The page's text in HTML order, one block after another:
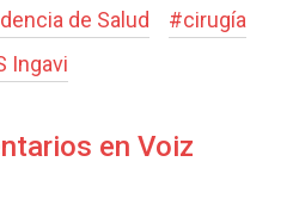
de Salud #cirugía
Ingavi
en Voiz